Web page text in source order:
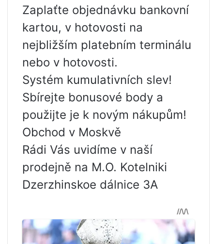
Zaplaťte objednávku bankovní
kartou, v hotovosti na
nejbližším platebním terminálu
nebo v hotovosti.
Systém kumulativních slev!
Sbírejte bonusové body a
použijte je k novým nákupům!
Obchod v Moskvě
Rádi Vás uvidíme v naší
prodejně na M.O. Kotelniki
Dzerzhinskoe dálnice 3A